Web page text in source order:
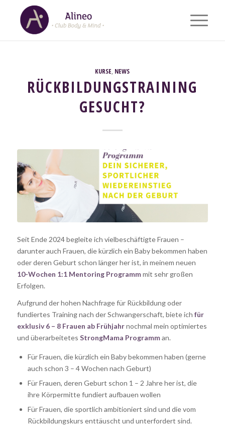
KURSE, NEWS
RÜCKBILDUNGSTRAINING
GESUCHT?
Seit Ende 2024 begleite ich vielbeschäftigte Frauen –
darunter auch Frauen, die kürzlich ein Baby bekommen haben
oder deren Geburt schon länger her ist, in meinem neuen
10-Wochen 1:1 Mentoring Programmmit sehr großen
Erfolgen.
Aufgrund der hohen Nachfrage für Rückbildung oder
fundiertes Training nach der Schwangerschaft, biete ich für
exklusiv 6 – 8 Frauen ab Frühjahrnochmal mein optimiertes
und überarbeitetes StrongMama Programman.
Für Frauen, die kürzlich ein Baby bekommen haben (gerne
auch schon 3 – 4 Wochen nach Geburt)
Für Frauen, deren Geburt schon 1 – 2 Jahre her ist, die
ihre Körpermitte fundiert aufbauen wollen
Für Frauen, die sportlich ambitioniert sind und die vom
Rückbildungskurs enttäuscht und unterfordert sind.